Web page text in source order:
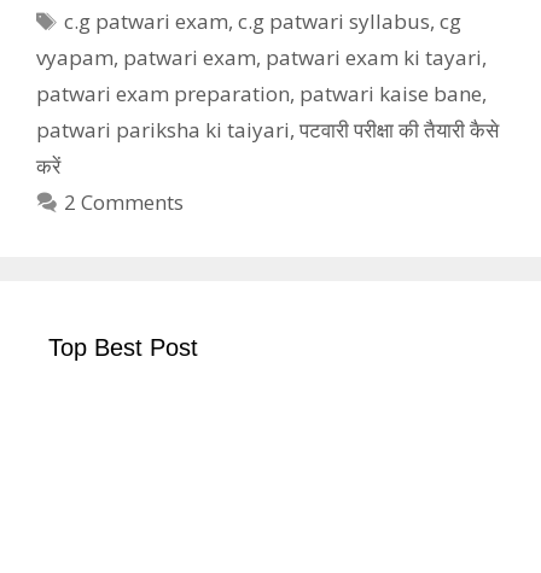
Tags
c.g patwari exam,c.g patwari syllabus,cg
vyapam, patwari exam, patwari exam ki tayari,
patwari exam preparation, patwari kaise bane,
patwari pariksha ki taiyari, पटवारी परीक्षा की तैयारी कैसे
करें
2 Comments
Top Best Post